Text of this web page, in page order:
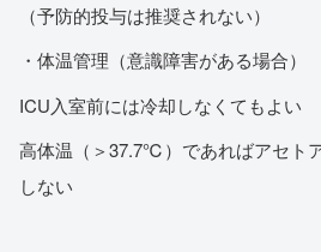
（予防的投与は推奨されない）
・体温管理（意識障害がある場合）
ICU入室前には冷却しなくてもよい
高体温（＞37.7℃）であればアセト
しない